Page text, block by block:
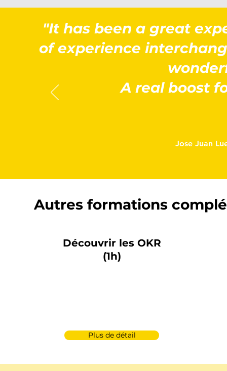
"It has been a great
of experience
A real boost
Jose Juan
Autres formations
Découvrir les OKR
(1h)
Plus de détail